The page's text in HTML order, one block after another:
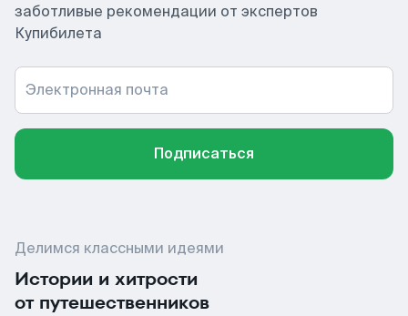
заботливые рекомендации от экспертов
Купибилета
Электронная почта
Подписаться
Делимся классными идеями
Истории и хитрости
от путешественников